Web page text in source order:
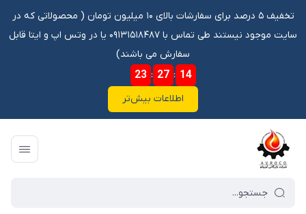
تخفیف ۵ درصد برای سفارشات بالای ۱۰ میلیون تومان ‌‌(‌‌ محصولاتی که در
سایت موجود نیستند طی تماس با ۰۹۱۳۱۵۱۸۴۸۷ یا در وتس اپ و ایتا قابل
سفارش می باشند)
23 : 27 : 14
اطلاعات بیش‌تر
فروشگاه آنلاین آوروکو